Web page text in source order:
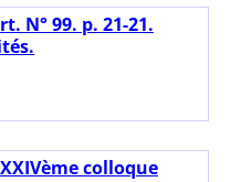
N° 99. p. 21-21.
colloque